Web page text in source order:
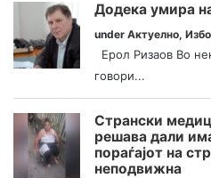
Додека умира
under Актуелно,
Ерол Ризаов Во
говори...
Странски
решава дали
пораѓајот на
неподвижна